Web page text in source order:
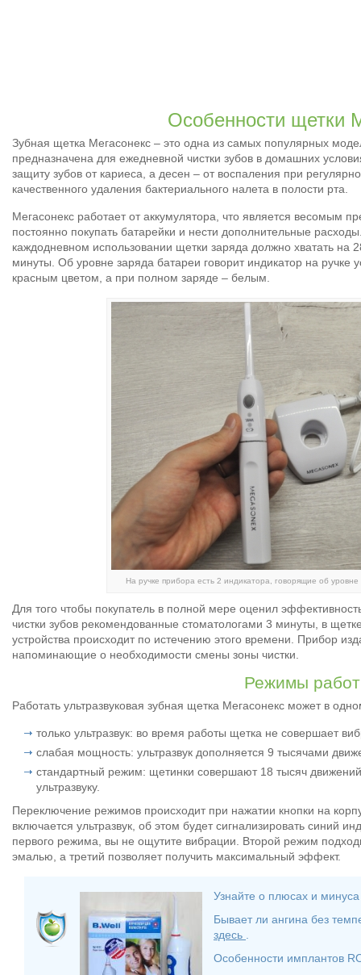
Особенности щетки
Зубная щетка Мегасонекс – это одна из самых популярных
предназначена для ежедневной чистки зубов в домашних
защиту зубов от кариеса, а десен – от воспаления при
качественного удаления бактериального налета в полости рта.
Мегасонекс работает от аккумулятора, что является весомым
постоянно покупать батарейки и нести дополнительные
каждодневном использовании щетки заряда должно хватать на
минуты. Об уровне заряда батареи говорит индикатор на ручке
красным цветом, а при полном заряде – белым.
На ручке прибора есть 2 индикатора, говорящие об уровне
Для того чтобы покупатель в полной мере оценил
чистки зубов рекомендованные стоматологами 3 минуты, в
устройства происходит по истечению этого времени. Прибор
напоминающие о необходимости смены зоны чистки.
Режимы
Работать ультразвуковая зубная щетка Мегасонекс может в
только ультразвук: во время работы щетка не совершает
слабая мощность: ультразвук дополняется 9 тысячами
стандартный режим: щетинки совершают 18 тысяч
ультразвуку.
Переключение режимов происходит при нажатии кнопки на
включается ультразвук, об этом будет сигнализировать синий
первого режима, вы не ощутите вибрации. Второй режим
эмалью, а третий позволяет получить максимальный эффект.
Узнайте о плюсах и
Бывает ли ангина без
здесь .
Особенности имплантов